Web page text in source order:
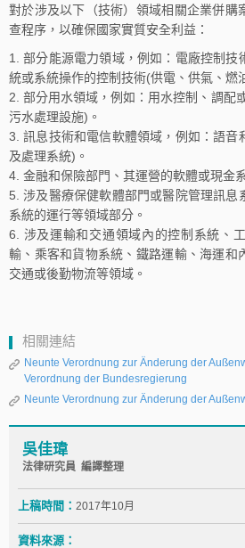
對於涉及以下（技術）領域相關企業併購
查程序，以確保國家實質安全利益：
部分能源電力領域，例如：電廠控制技
統或系統操作的控制技術(供電、供氣、燃
部分用水領域，例如：用水控制、調配
污水處理設施)。
訊息技術和電信軟體領域，例如：語音
及處理系統)。
金融和保險部門、其運營的軟體或現金
涉及醫療保健軟體部門或醫院管理訊息
系統的運行等領域部分。
涉及運輸和交通領域內的控制系統、
輸、乘客和貨物系統、鐵路運輸、海運和
交通或後勤物流等領域。
相關連結
Neunte Verordnung zur Änderung der
Verordnung der Bundesregierung
Neunte Verordnung zur Änderung der
吳佳瑋
法律研究員 編譯整理
上稿時間： 2017年10月
資料來源：